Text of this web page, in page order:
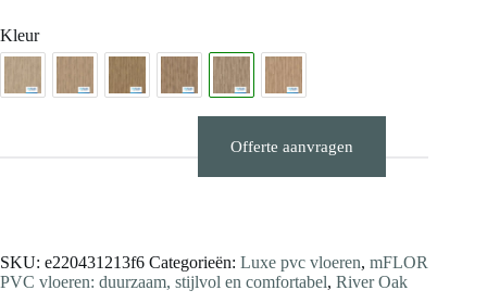
Kleur
Offerte aanvragen
SKU: e220431213f6 Categorieën: Luxe pvc vloeren, mFLOR
PVC vloeren: duurzaam, stijlvol en comfortabel, River Oak